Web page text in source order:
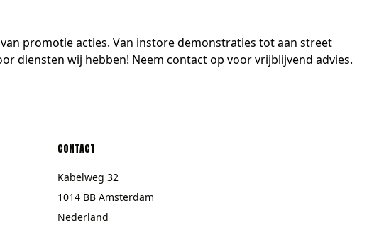
promotie acties. Van instore demonstraties tot aan street
diensten wij hebben! Neem contactop voor vrijblijvend advies.
CONTACT
Kabelweg 32
1014 BB Amsterdam
Nederland